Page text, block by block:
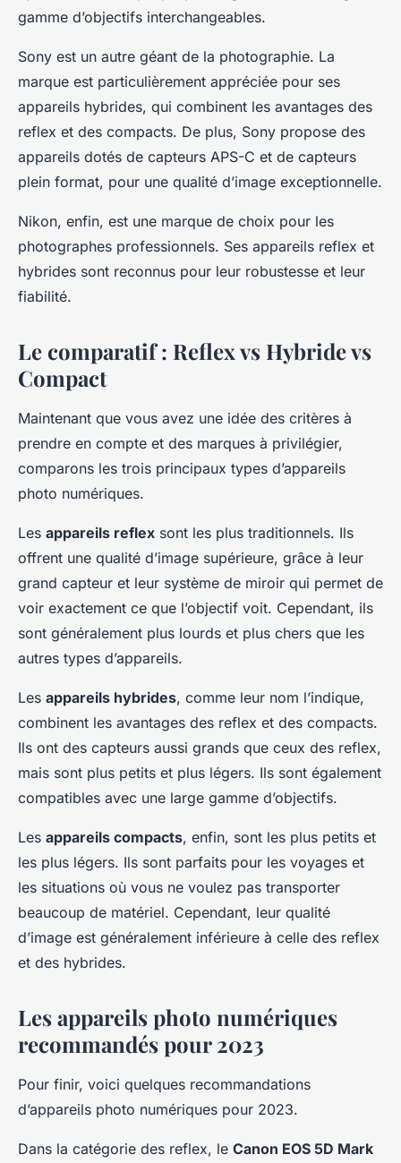
gamme d’objectifs interchangeables.
Sony est un autre géant de la photographie. La
marque est particulièrement appréciée pour ses
appareils hybrides, qui combinent les avantages des
reflex et des compacts. De plus, Sony propose des
appareils dotés de capteurs APS-C et de capteurs
plein format, pour une qualité d’image exceptionnelle.
Nikon, enfin, est une marque de choix pour les
photographes professionnels. Ses appareils reflex et
hybrides sont reconnus pour leur robustesse et leur
fiabilité.
Le comparatif : Reflex vs Hybride vs
Compact
Maintenant que vous avez une idée des critères à
prendre en compte et des marques à privilégier,
comparons les trois principaux types d’appareils
photo numériques.
Les appareils reflex sont les plus traditionnels. Ils
offrent une qualité d’image supérieure, grâce à leur
grand capteur et leur système de miroir qui permet de
voir exactement ce que l’objectif voit. Cependant, ils
sont généralement plus lourds et plus chers que les
autres types d’appareils.
Les appareils hybrides, comme leur nom l’indique,
combinent les avantages des reflex et des compacts.
Ils ont des capteurs aussi grands que ceux des reflex,
mais sont plus petits et plus légers. Ils sont également
compatibles avec une large gamme d’objectifs.
Les appareils compacts, enfin, sont les plus petits et
les plus légers. Ils sont parfaits pour les voyages et
les situations où vous ne voulez pas transporter
beaucoup de matériel. Cependant, leur qualité
d’image est généralement inférieure à celle des reflex
et des hybrides.
Les appareils photo numériques
recommandés pour 2023
Pour finir, voici quelques recommandations
d’appareils photo numériques pour 2023.
Dans la catégorie des reflex, le Canon EOS 5D Mark